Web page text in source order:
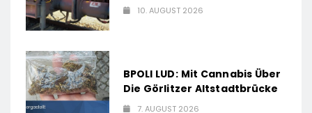
10. AUGUST 2026
BPOLI LUD: Mit Cannabis Über
Die Görlitzer Altstadtbrücke
7. AUGUST 2026